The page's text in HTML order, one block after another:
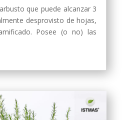
que puede alcanzar 3
desprovisto de hojas,
Posee (o no) las